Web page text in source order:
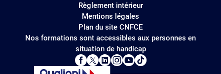
Règlement intérieur
Mentions légales
Plan du site CNFCE
Nos formations sont accessibles aux personnes en
situation de handicap